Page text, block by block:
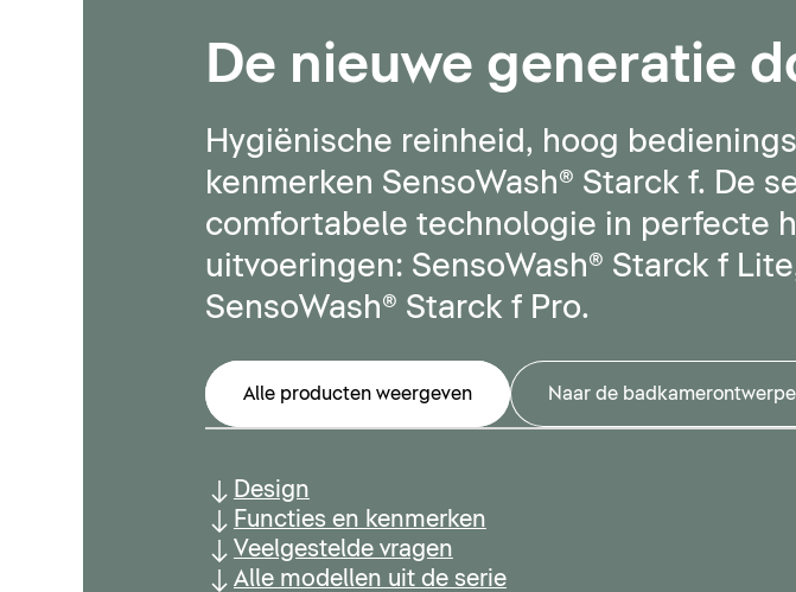
De nieuwe generatie
Hygiënische reinheid, hoog
kenmerken SensoWash® Starck f. De
comfortabele technologie in perfecte
uitvoeringen: SensoWash® Starck f
SensoWash® Starck f Pro.
Alle producten weergeven Naar de
Design
Functies en kenmerken
Veelgestelde vragen
Alle modellen uit de serie